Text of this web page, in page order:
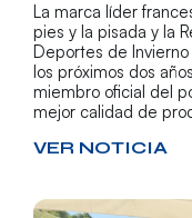
La marca líder
pies y la pisada y la
Deportes de
los próximos dos
miembro oficial del
mejor calidad de
VER NOTICIA